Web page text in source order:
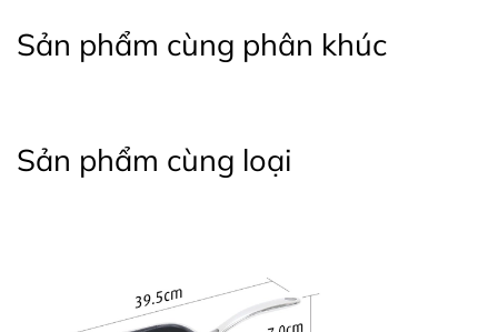
Sản phẩm cùng phân khúc
Sản phẩm cùng loại